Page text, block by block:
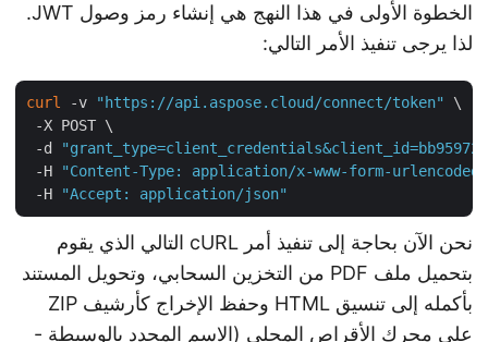
الخطوة الأولى في هذا النهج هي إنشاء رمز وصول JWT.
لذا يرجى تنفيذ الأمر التالي:
curl -v "https://api.aspose.cloud/connect/token" \
-X POST \
-d
-H "Content-Type: application/x-www-form-
-H "Accept: application/json"
نحن الآن بحاجة إلى تنفيذ أمر cURL التالي الذي يقوم
بتحميل ملف PDF من التخزين السحابي، وتحويل المستند
بأكمله إلى تنسيق HTML وحفظ الإخراج كأرشيف ZIP
على محرك الأقراص المحلي (الاسم المحدد بالوسيطة -